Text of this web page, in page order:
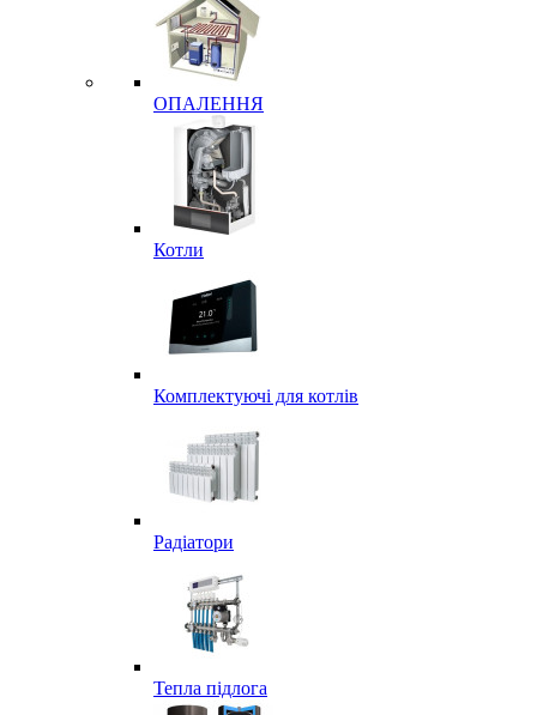
ОПАЛЕННЯ
Котли
Комплектуючі для котлів
Радіатори
Тепла підлога